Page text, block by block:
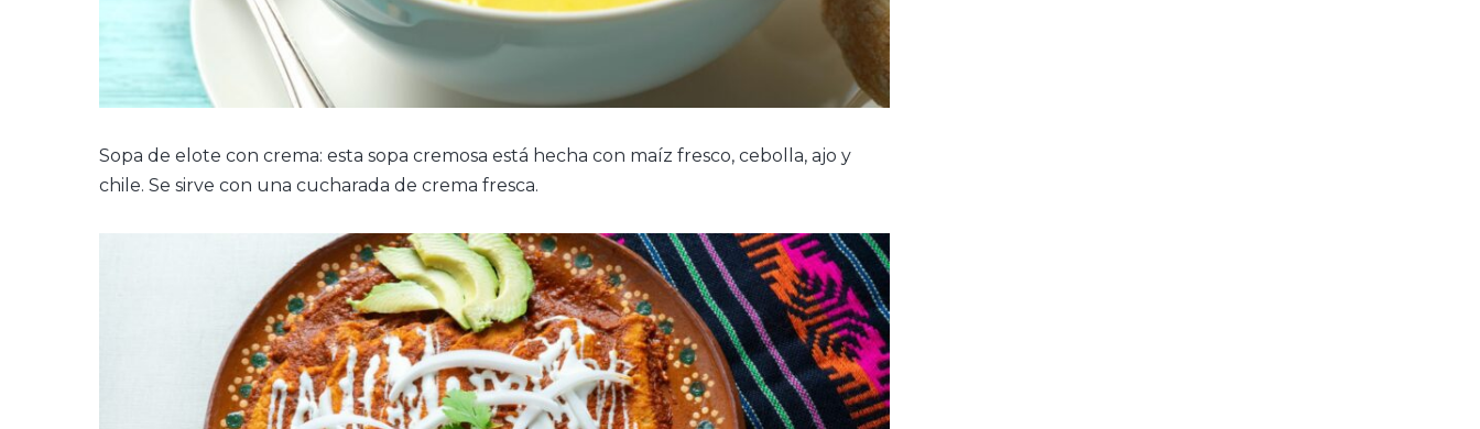
Sopa de elote con crema: esta sopa cremosa está hecha con maíz fresco, cebolla, ajo y
chile. Se sirve con una cucharada de crema fresca.